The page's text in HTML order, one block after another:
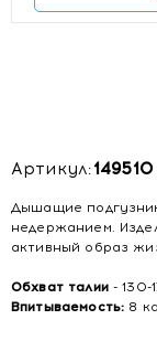
Артикул:149510
Дышащие
недержанием.
активный образ
Обхват талии- 130-
Впитываемость: 8